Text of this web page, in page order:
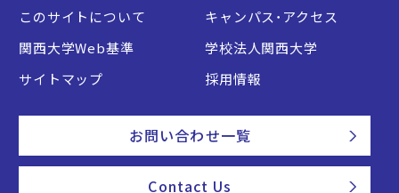
このサイトについて
キャンパス・アクセス
関西大学Web基準
学校法人関西大学
サイトマップ
採用情報
お問い合わせ一覧
Contact Us